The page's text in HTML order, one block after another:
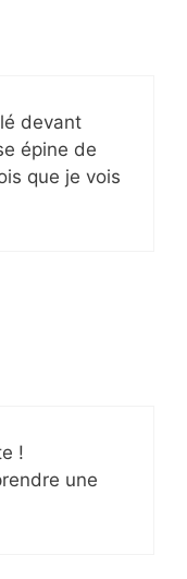
devant
épine de
que je vois
!
une